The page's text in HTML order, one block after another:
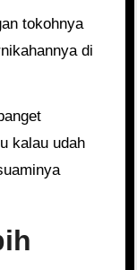
tokohnya
di
kalau udah